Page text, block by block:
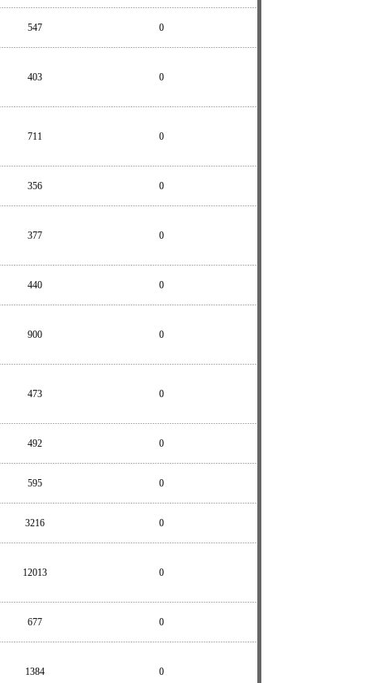
547 0
403 0
711 0
356 0
377 0
440 0
900 0
473 0
492 0
595 0
3216 0
12013 0
677 0
1384 0